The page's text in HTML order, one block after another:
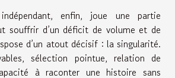
enfin, joue une partie
souffrir d’un déficit de volume et de
d’un atout décisif : la singularité.
sélection pointue, relation de
à raconter une histoire sans